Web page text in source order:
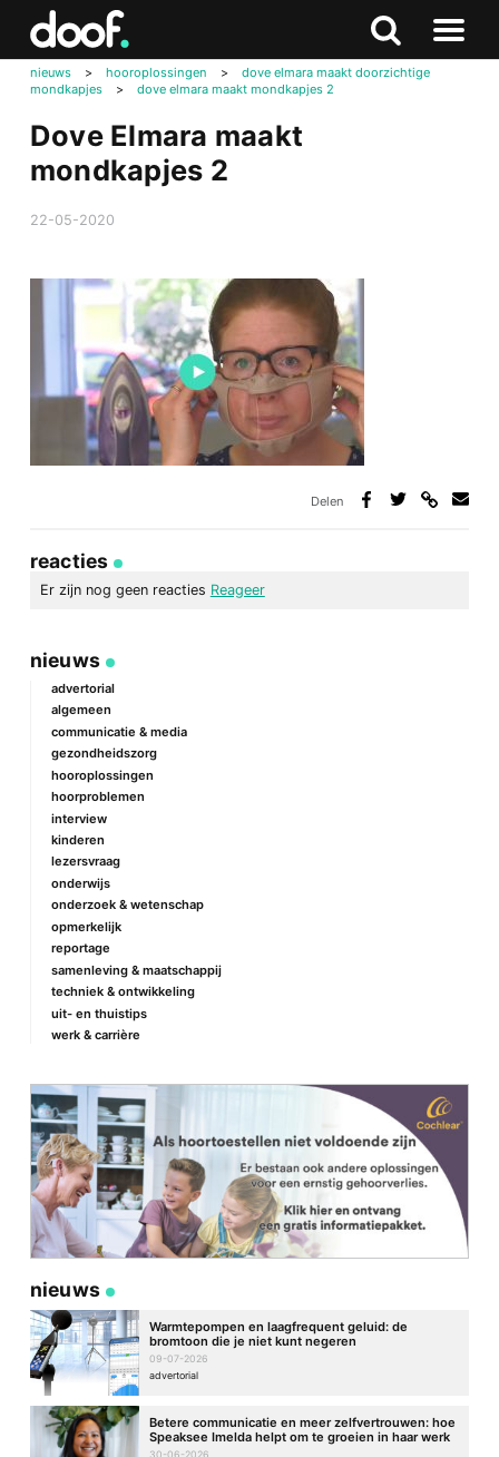
Zoeken
Naar
nieuws > hooroplossingen >
dove elmara maakt doorzichtige
mondkapjes
> dove elmara maakt mondkapjes 2
Dove Elmara maakt
mondkapjes 2
22-05-2020
Delen
reacties
Er zijn nog geen reacties Reageer
Je e-mailadres wordt niet gepubliceerd.
gemarkeerd met
*
Naam*
E-mail*
nieuws
advertorial
algemeen
communicatie & media
gezondheidszorg
hooroplossingen
hoorproblemen
interview
kinderen
lezersvraag
onderwijs
onderzoek & wetenschap
opmerkelijk
reportage
samenleving & maatschappij
techniek & ontwikkeling
uit- en thuistips
werk & carrière
nieuws
Warmtepompen en laagfrequent geluid: de
bromtoon die je niet kunt negeren
09-07-2026
advertorial
Betere communicatie en meer zelfvertrouwen: hoe
Speaksee Imelda helpt om te groeien in haar werk
Doof.nl
Zoeken
naar